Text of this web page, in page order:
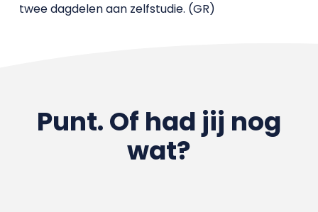
twee dagdelen aan zelfstudie. (GR)
Punt. Of had jij nog
wat?